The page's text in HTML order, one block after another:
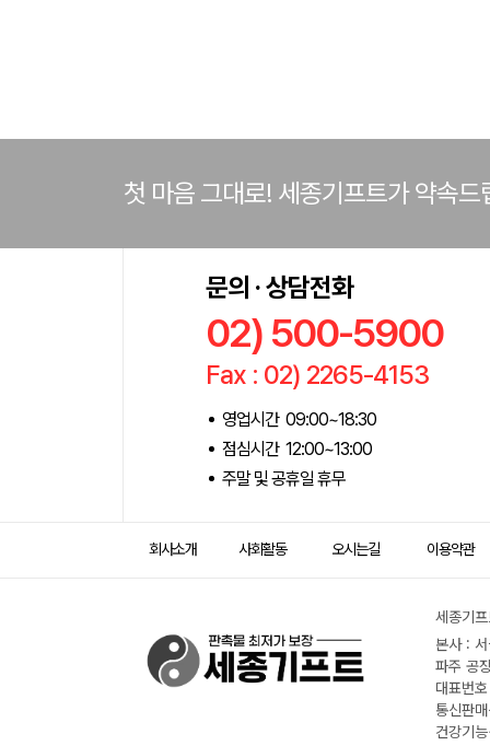
첫 마음 그대로! 세종기프트가 약속드
문의 · 상담전화
02) 500-5900
Fax : 02) 2265-4153
영업시간 09:00~18:30
점심시간 12:00~13:00
주말 및 공휴일 휴무
회사소개 사회활동 오시는길 이용약관
세종기
본사 :
파주 공
대표번
통신판
건강기